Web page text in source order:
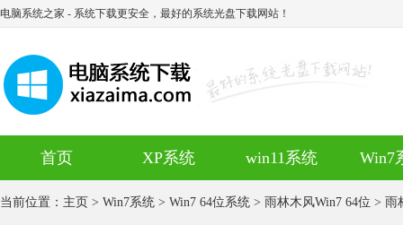
电脑系统之家 - 系统下载更安全，最好的系统光盘下载网站！
首页 XP系统 win11系统 Win7
当前位置： 主页 > Win7系统 > Win7 64位系统 > 雨林木风Win7 64位 > 雨